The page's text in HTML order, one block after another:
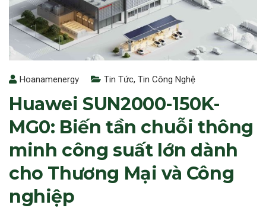
Hoanamenergy Tin Tức, Tin Công Nghệ
Huawei SUN2000-150K-
MG0: Biến tần chuỗi thông
minh công suất lớn dành
cho Thương Mại và Công
nghiệp